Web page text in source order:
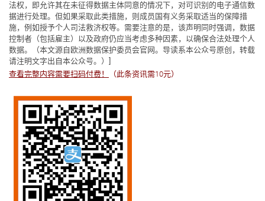
法权，即允许其在未征得数据主体同意的情况下，对可识别的电子通信数
据进行处理。但如果采取此类措施，则成员国有义务采取适当的保障措
施，例如授予个人司法救济权等。需要注意的是，该声明同时强调，数据
控制者（包括雇主）以及政府仍应当考虑多种因素，以确保合法处理个人
数据。（本文源自欧洲数据保护委员会官网。导读系本公众号原创，转载
请注明文字出自本公众号。）]
查看完整内容需要扫码付费！
（此条资讯需10元）